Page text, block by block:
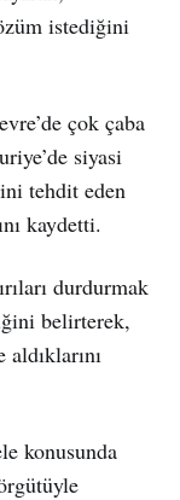
istediğini
çok çaba
siyasi
tehdit eden
kaydetti.
durdurmak
belirterek,
konusunda